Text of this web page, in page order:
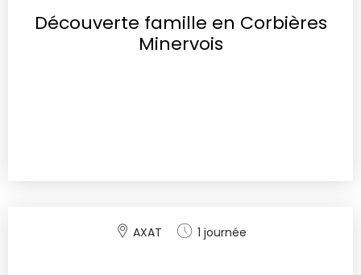
Découverte famille en Corbières
Minervois
AXAT 1 journée